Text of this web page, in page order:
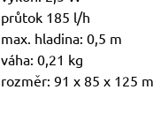
průtok 185 l/h
max. hladina: 0,5 m
váha: 0,21 kg
rozměr: 91 x 85 x 125